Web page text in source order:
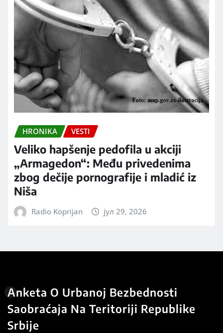
HRONIKA VESTI
Veliko hapšenje pedofila u akciji
„Armagedon“: Među privedenima
zbog dečije pornografije i mladić iz
Niša
Radio Koprijan јул 29, 2026
Anketa O Urbanoj Bezbednosti
Saobraćaja Na Teritoriji Republike
Srbije